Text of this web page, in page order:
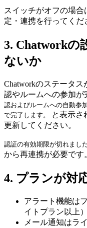
スイッチがオフの場
定・連携を行ってくだ
3. Chatworkの
ないか
Chatworkのステータス
認やルームへの参加が
認およびルームへの自動参
で完了します。
と表示さ
更新してください。
認証の有効期限が切れまし
から再連携が必要です
4. プランが対
アラート機能は
イトプラン以上）
メール通知はラ